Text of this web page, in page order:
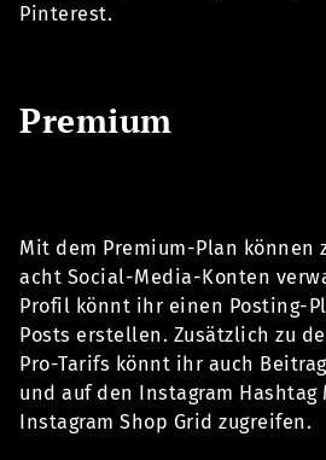
Pinterest.
Premium
Mit dem Premium-Plan können
acht Social-Media-Konten
Profil könnt ihr einen Posting-
Posts erstellen. Zusätzlich zu
Pro-Tarifs könnt ihr auch
und auf den Instagram Hashtag
Instagram Shop Grid zugreifen.